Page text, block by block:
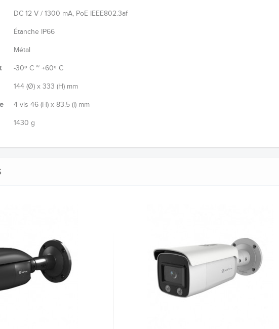
DC 12 V / 1300 mA, PoE IEEE802.3af
Étanche IP66
Métal
-30º C ~ +60º C
144 (Ø) x 333 (H) mm
4 vis 46 (H) x 83.5 (l) mm
1430 g